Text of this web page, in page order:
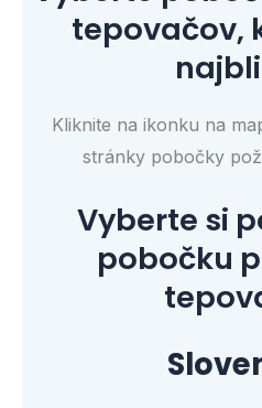
tepovačov,
Kliknite na ikonku na
stránky pobočky
Vyberte si
pobočku